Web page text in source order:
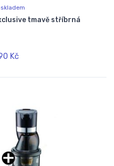
tmavě stříbrná
Kč